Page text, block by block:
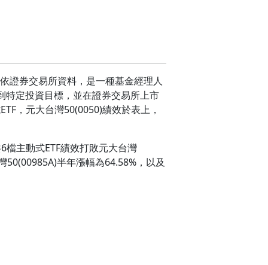
證券交易所資料，是一種基金經理人
定投資目標，並在證券交易所上市
，元大台灣50(0050)績效於表上，
主動式ETF績效打敗元大台灣
半年漲幅為64.58%，以及